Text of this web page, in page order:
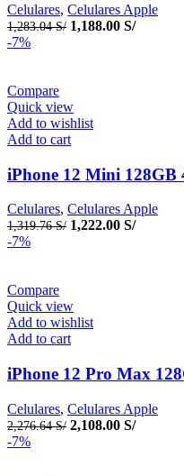
Celulares, Celulares Apple
1,283.04S/ 1,188.00 S/
-7%
Compare
Quick view
Add to wishlist
Add to cart
iPhone 12 Mini 128GB
Celulares, Celulares Apple
1,319.76S/ 1,222.00 S/
-7%
Compare
Quick view
Add to wishlist
Add to cart
iPhone 12 Pro Max
Celulares, Celulares Apple
2,276.64S/ 2,108.00 S/
-7%